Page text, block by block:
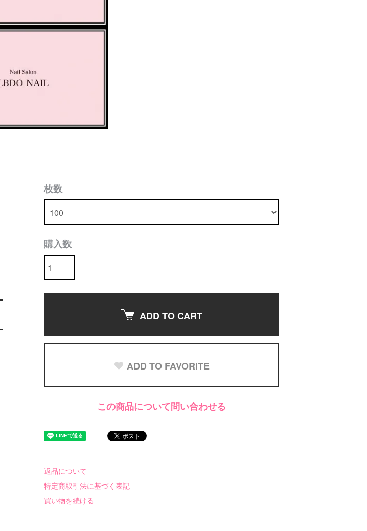
枚数
購入数
ADD TO CART
ADD TO FAVORITE
この商品について問い合わせる
返品について
特定商取引法に基づく表記
買い物を続ける